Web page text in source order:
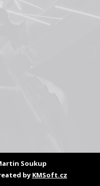
Soukup
by KMSoft.cz